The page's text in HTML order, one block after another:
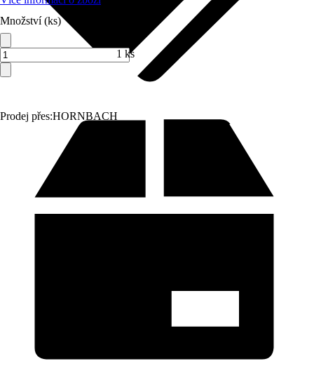
Prodej přes:HORNBACH
Množství (ks)
1 ks